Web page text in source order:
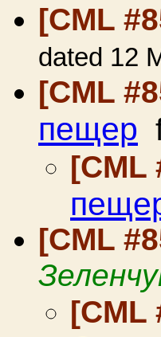
[CML
dated 12
[CML
пещер
[CML
[CML
[CML